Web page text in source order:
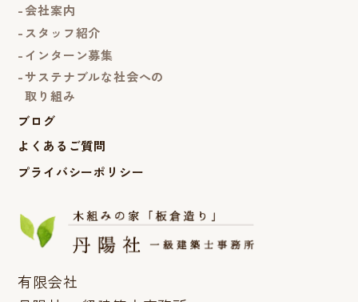
有限会社
会社案内
スタッフ紹介
インターン募集
サステナブルな社会への
取り組み
ブログ
よくあるご質問
プライバシーポリシー